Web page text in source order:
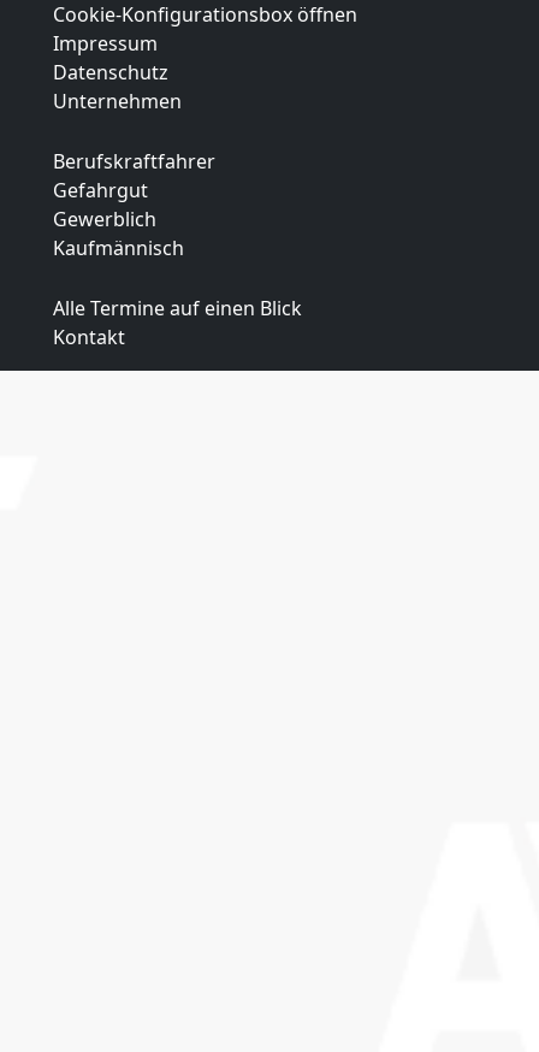
Cookie-Konfigurationsbox öffnen
Impressum
Datenschutz
Unternehmen
Berufskraftfahrer
Gefahrgut
Gewerblich
Kaufmännisch
Alle Termine auf einen Blick
Kontakt